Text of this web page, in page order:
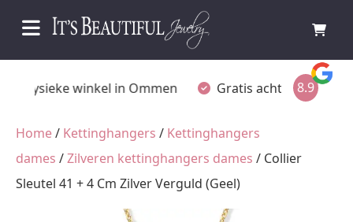
Fysieke winkel in Ommen Gratis achteraf betalen
8.9
Home/ Kettinghangers / Kettinghangers
dames /Zilveren kettinghangers dames / Collier
Sleutel 41 + 4 Cm Zilver Verguld (Geel)